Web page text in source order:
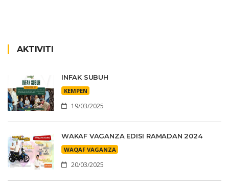
AKTIVITI
INFAK SUBUH
KEMPEN
19/03/2025
WAKAF VAGANZA EDISI RAMADAN 2024
WAQAF VAGANZA
20/03/2025